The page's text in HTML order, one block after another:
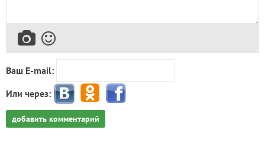
Ваш E-mail:
Или через:
добавить комментарий